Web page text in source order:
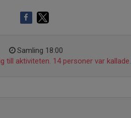
Samling 18:00
till aktiviteten. 14 personer var kallade.